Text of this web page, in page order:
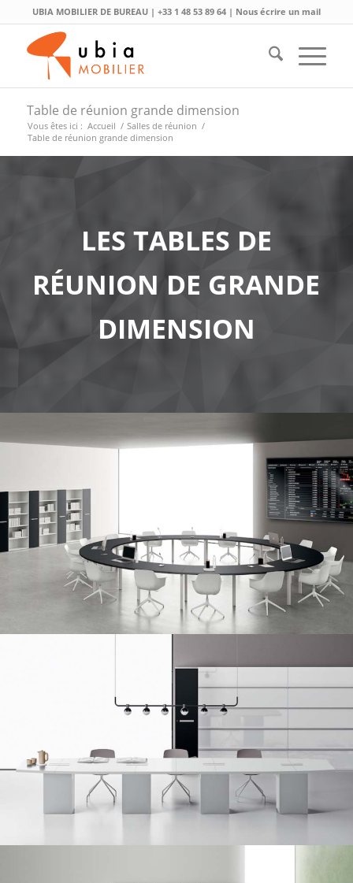
UBIA MOBILIER DE BUREAU | +33 1 48 53 89 64| Nous écrire un mail
Table de réunion grande dimension
Vous êtes ici : Accueil / Salles de réunion /
Table de réunion grande dimension
LES TABLES DE
RÉUNION DE GRANDE
DIMENSION